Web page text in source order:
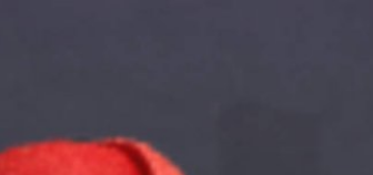
บ Report ของเกม ‘ไม่มี